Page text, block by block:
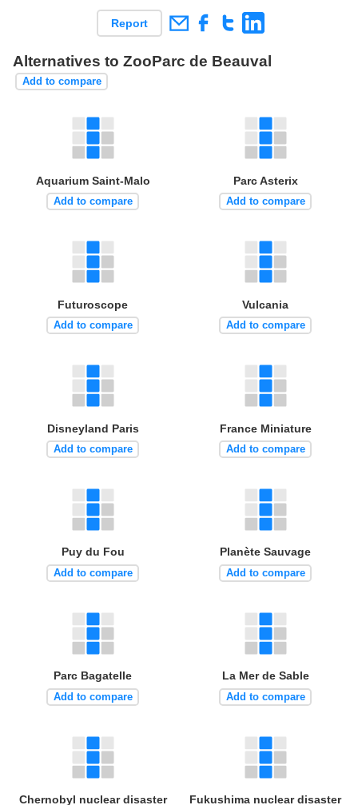
Report
Alternatives to ZooParc de Beauval
Add to compare
Aquarium Saint-Malo
Add to compare
Parc Asterix
Add to compare
Futuroscope
Add to compare
Vulcania
Add to compare
Disneyland Paris
Add to compare
France Miniature
Add to compare
Puy du Fou
Add to compare
Planète Sauvage
Add to compare
Parc Bagatelle
Add to compare
La Mer de Sable
Add to compare
Chernobyl nuclear disaster Fukushima nuclear disaster